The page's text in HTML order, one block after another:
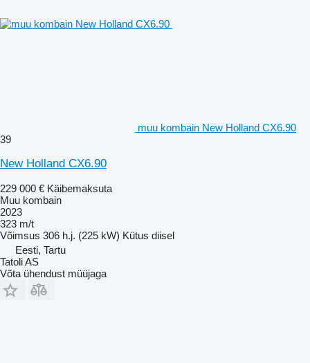
muu kombain New Holland CX6.90
39
New Holland CX6.90
229 000 € Käibemaksuta
Muu kombain
2023
323 m/t
Võimsus 306 h.j. (225 kW) Kütus diisel
Eesti, Tartu
Tatoli AS
Võta ühendust müüjaga